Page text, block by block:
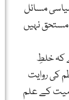
مسائل
مستحق نہیں
کہ خلطِ
کی روایت
کے علم